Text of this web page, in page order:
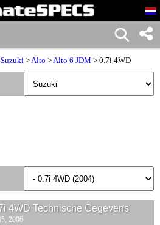
Suzuki >Alto >Alto 6 JDM > 0.7i 4WD
4WD Technische Gegevens
2006